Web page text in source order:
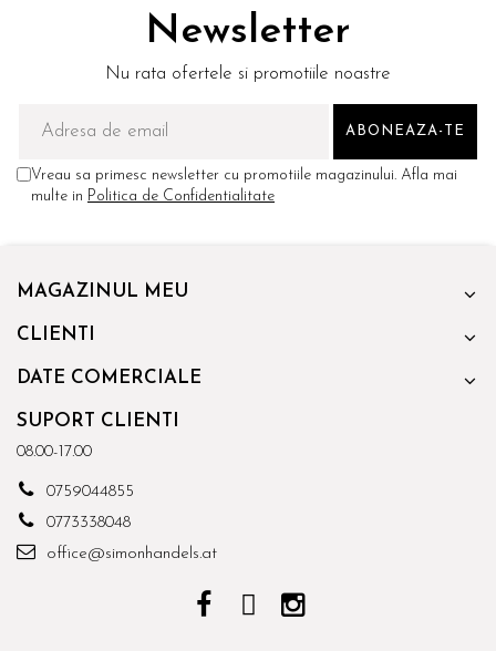
Newsletter
Nu rata ofertele si promotiile noastre
Vreau sa primesc newsletter cu promotiile magazinului. Afla mai
multe in Politica de Confidentialitate
MAGAZINUL MEU
CLIENTI
DATE COMERCIALE
SUPORT CLIENTI
08.00-17.00
0759044855
0773338048
office@simonhandels.at